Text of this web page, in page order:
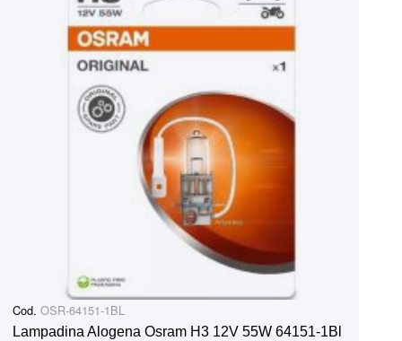
Cod. OSR-64151-1BL
Lampadina Alogena Osram H3 12V 55W 64151-1Bl